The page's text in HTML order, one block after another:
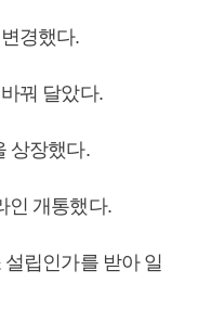
경했다.
꿔 달았다.
상장했다.
인 개통했다.
립인가를 받아 일